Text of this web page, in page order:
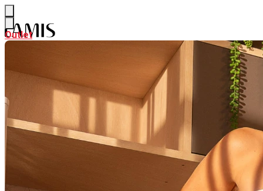
Outlet
Ver NEW
ALFAIATARIA
CURADORIA DE VERÃO
Ver PARTE DE CIMA
BODY & BLUSAS
CAMISAS & BATAS
CALÇAS & SHORTS